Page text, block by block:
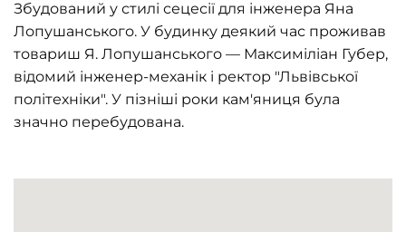
Збудований у стилі сецесії для інженера Яна
Лопушанського. У будинку деякий час проживав
товариш Я. Лопушанського — Максиміліан Губер,
відомий інженер-механік і ректор "Львівської
політехніки". У пізніші роки кам'яниця була
значно перебудована.